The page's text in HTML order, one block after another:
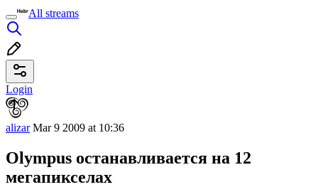
All streams
Login
alizarMar 9 2009 at 10:36
Olympus останавливается на 12
мегапикселах